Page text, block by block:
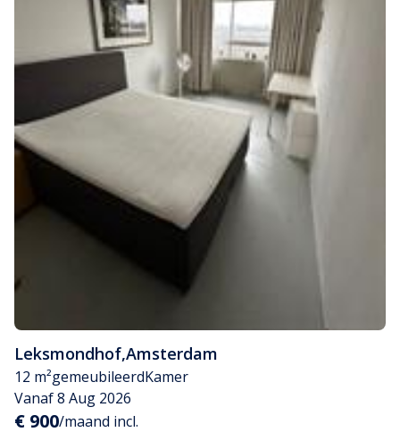
Leksmondhof,Amsterdam
12 m²gemeubileerdKamer
Vanaf 8 Aug 2026
€ 900/maand incl.